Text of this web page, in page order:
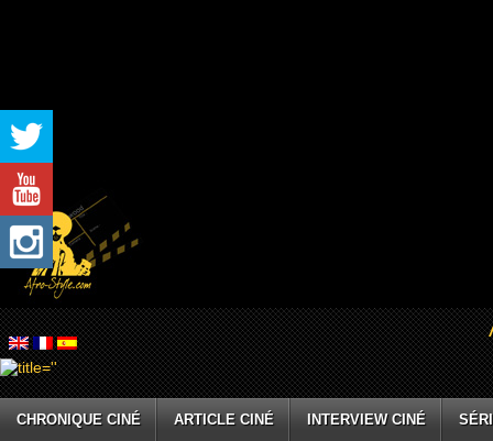
CHRONIQUE CINÉ ARTICLE CINÉ INTERVIEW CINÉ